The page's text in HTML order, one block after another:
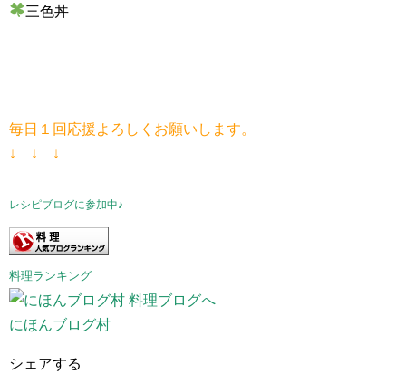
三色丼
毎日１回応援よろしくお願いします。
↓ ↓ ↓
レシピブログに参加中♪
料理ランキング
にほんブログ村
シェアする